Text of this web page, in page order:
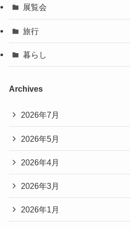
展覧会
旅行
暮らし
Archives
2026年7月
2026年5月
2026年4月
2026年3月
2026年1月